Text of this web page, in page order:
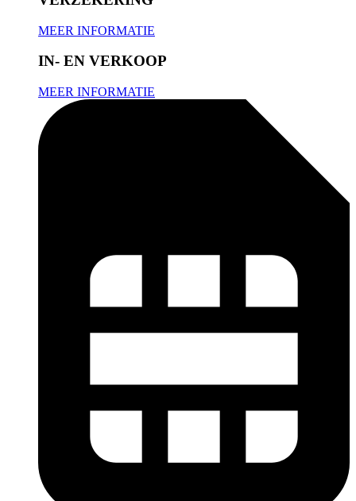
MEER INFORMATIE
IN- EN VERKOOP
MEER INFORMATIE